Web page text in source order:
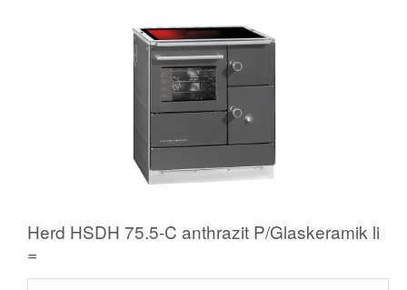
Herd HSDH 75.5-C anthrazit P/Glaskeramik li
=